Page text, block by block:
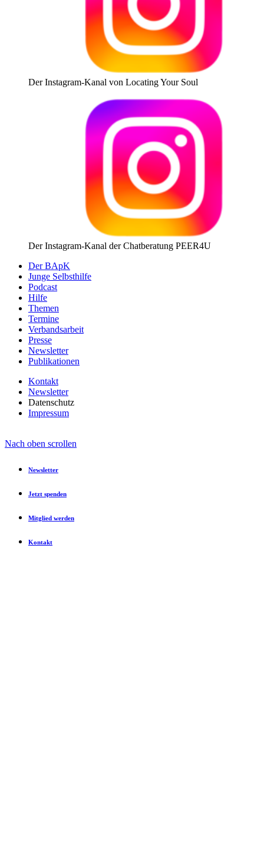
Der Instagram-Kanal von Locating Your Soul
Der Instagram-Kanal der Chatberatung PEER4U
Der BApK
Junge Selbsthilfe
Podcast
Hilfe
Themen
Termine
Verbandsarbeit
Presse
Newsletter
Publikationen
Kontakt
Newsletter
Datenschutz
Impressum
Nach oben scrollen
Newsletter
Jetzt spenden
Mitglied werden
Kontakt